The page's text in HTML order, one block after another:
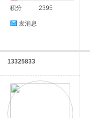
积分 2395
发消息
13325833